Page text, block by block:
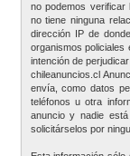
no podemos verificar
no tiene ninguna
dirección IP de
organismos policiales
intención de perjudicar
chileanuncios.cl
envía, como datos
teléfonos u otra
anuncio y nadie
solicitárselos por